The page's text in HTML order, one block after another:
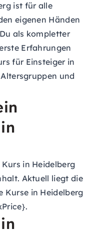
ist für alle
eigenen Händen
als kompletter
Erfahrungen
für Einsteiger in
und
in Heidelberg
Aktuell liegt die
Kurse in Heidelberg